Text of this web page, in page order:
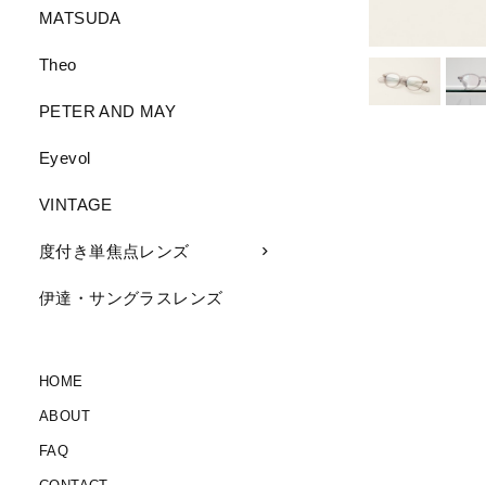
MATSUDA
Theo
PETER AND MAY
Eyevol
VINTAGE
度付き単焦点レンズ
伊達・サングラスレンズ
HOME
ABOUT
FAQ